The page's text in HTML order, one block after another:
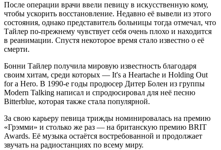
После операции врачи ввели певицу в искусственную кому,
чтобы ускорить восстановление. Недавно её вывели из этого
состояния, однако представитель больницы тогда отмечал, что
Тайлер по-прежнему чувствует себя очень плохо и находится
в реанимации. Спустя некоторое время стало известно о её
смерти.
Бонни Тайлер получила мировую известность благодаря
своим хитам, среди которых — It's a Heartache и Holding Out
for a Hero. В 1990-е годы продюсер Дитер Болен из группы
Modern Talking написал и спродюсировал для неё песню
Bitterblue, которая также стала популярной.
За свою карьеру певица трижды номинировалась на премию
«Грэмми» и столько же раз — на британскую премию BRIT
Awards. Её музыка остаётся востребованной и продолжает
звучать на радиостанциях по всему миру.